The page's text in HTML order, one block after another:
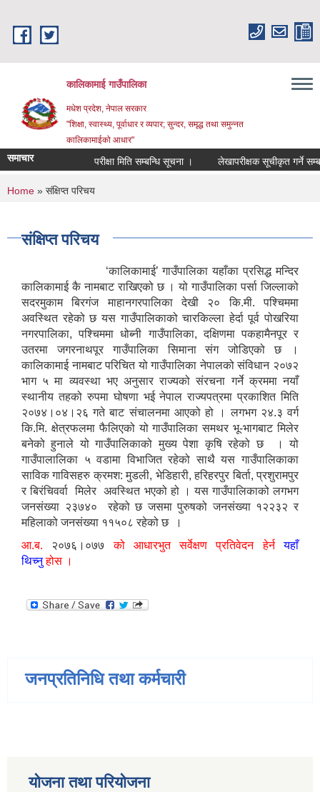
कालिकामाई गाउँपालिका
मधेश प्रदेश, नेपाल सरकार
"शिक्षा, स्वास्थ्य, पूर्वाधार र व्यपार; सुन्दर, समृद्ध तथा समुन्नत
कालिकामाईको आधार"
समाचार परीक्षा मिति सम्बन्धि सूचना । लेखापरीक्षक सूचीकृत गर्ने
You are here
Home » संक्षिप्त परिचय
संक्षिप्त परिचय
‘कालिकामाई’ गाउँपालिका यहाँका प्रसिद्ध मन्दिर
कालिकामाई कै नामबाट राखिएको छ । यो गाउँपालिका पर्सा जिल्लाको
सदरमुकाम बिरगंज माहानगरपालिका देखी २० कि.मी. पश्चिममा
अवस्थित रहेको छ यस गाउँपालिकाको चारकिल्ला हेर्दा पूर्व पोखरिया
नगरपालिका, पश्चिममा धोब्नी गाउँपालिका, दक्षिणमा पकहामैनपूर र
उतरमा जगरनाथपूर गाउँपालिका सिमाना संग जोडिएको छ ।
कालिकामाई नामबाट परिचित यो गाउँपालिका नेपालको संविधान २०७२
भाग ५ मा व्यवस्था भए अनुसार राज्यको संरचना गर्ने क्रममा नयाँ
स्थानीय तहको रुपमा घोषणा भई नेपाल राज्यपत्रमा प्रकाशित मिति
२०७४।०४।२६ गते बाट संचालनमा आएको हो । लगभग २४.३ वर्ग
कि.मि. क्षेत्रफलमा फैलिएको यो गाउँपालिका समथर भू-भागबाट मिलेर
बनेको हुनाले यो गाउँपालिकाको मुख्य पेशा कृषि रहेको छ । यो
गाउँपालालिका ५ वडामा विभाजित रहेको साथै यस गाउँपालिकाका
साविक गाविसहरु क्रमश: मुडली, भेडिहारी, हरिहरपुर बिर्ता, प्रशुरामपुर
र बिरंचिवर्वा मिलेर अवस्थित भएको हो । यस गाउँपालिकाको लगभग
जनसंख्या २३७४० रहेको छ जसमा पुरुषको जनसंख्या १२२३२ र
महिलाको जनसंख्या ११५०८ रहेको छ ।
आ.ब. २०७६।०७७ को आधारभुत सर्वेक्षण प्रतिवेदन हेर्न
यहाँ
थिच्नु होस ।
जनप्रतिनिधि तथा कर्मचारी
योजना तथा परियोजना